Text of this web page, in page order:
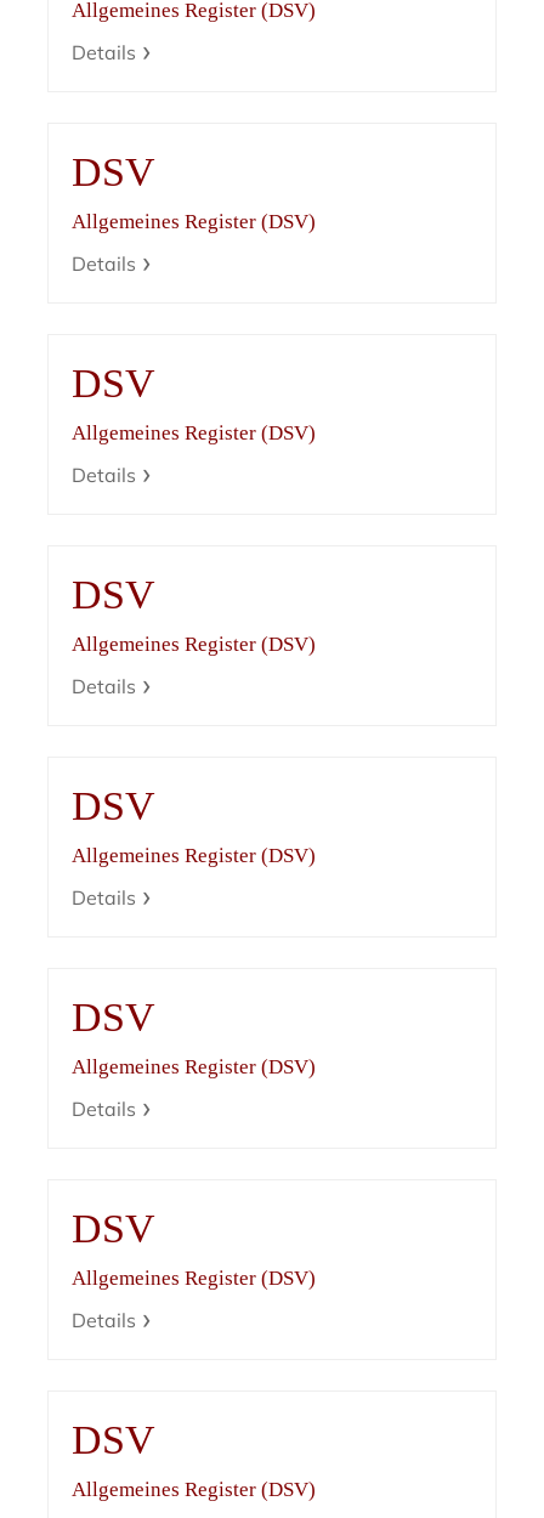
Allgemeines Register (DSV)
Details
DSV
Allgemeines Register (DSV)
Details
DSV
Allgemeines Register (DSV)
Details
DSV
Allgemeines Register (DSV)
Details
DSV
Allgemeines Register (DSV)
Details
DSV
Allgemeines Register (DSV)
Details
DSV
Allgemeines Register (DSV)
Details
DSV
Allgemeines Register (DSV)